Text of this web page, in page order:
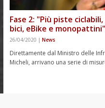
Fase 2: "Più piste
bici, eBike e monopattini"
26/04/2020 | News
Direttamente dal Ministro delle
Micheli, arrivano una serie di